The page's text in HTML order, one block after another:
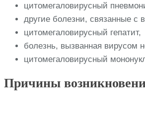
цитомегаловирусный
другие болезни, связанные с
цитомегаловирусный гепатит,
болезнь, вызванная вирусом
цитомегаловирусный
Причины